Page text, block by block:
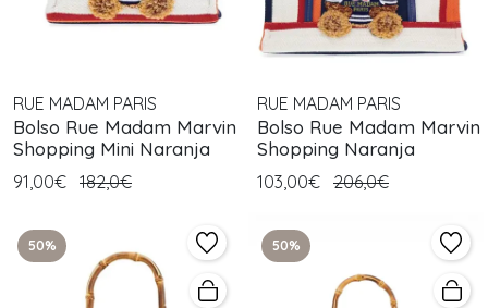
RUE MADAM PARIS
Bolso Rue Madam Marvin
Shopping Mini Naranja
91,00€ 182,0€
RUE MADAM PARIS
Bolso Rue Madam Marvin
Shopping Naranja
103,00€ 206,0€
50% 50%